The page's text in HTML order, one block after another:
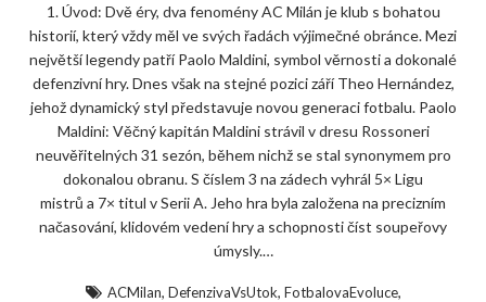
1. Úvod: Dvě éry, dva fenomény AC Milán je klub s bohatou
historií, který vždy měl ve svých řadách výjimečné obránce. Mezi
největší legendy patří Paolo Maldini, symbol věrnosti a dokonalé
defenzivní hry. Dnes však na stejné pozici září Theo Hernández,
jehož dynamický styl představuje novou generaci fotbalu. Paolo
Maldini: Věčný kapitán Maldini strávil v dresu Rossoneri
neuvěřitelných 31 sezón, během nichž se stal synonymem pro
dokonalou obranu. S číslem 3 na zádech vyhrál 5× Ligu
mistrů a 7× titul v Serii A. Jeho hra byla založena na precizním
načasování, klidovém vedení hry a schopnosti číst soupeřovy
úmysly.…
ACMilan, DefenzivaVsUtok, FotbalovaEvoluce,